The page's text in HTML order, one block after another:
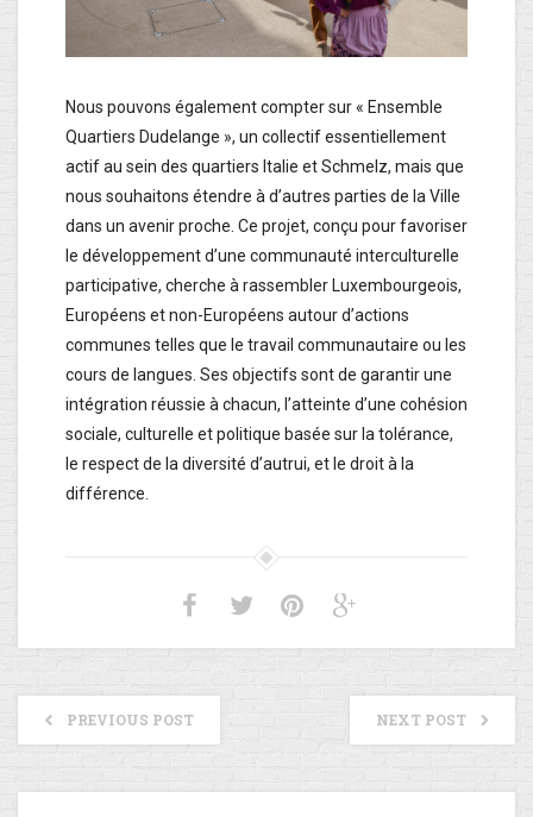
Nous pouvons également compter sur « Ensemble
Quartiers Dudelange », un collectif essentiellement
actif au sein des quartiers Italie et Schmelz, mais que
nous souhaitons étendre à d’autres parties de la Ville
dans un avenir proche. Ce projet, conçu pour favoriser
le développement d’une communauté interculturelle
participative, cherche à rassembler Luxembourgeois,
Européens et non-Européens autour d’actions
communes telles que le travail communautaire ou les
cours de langues. Ses objectifs sont de garantir une
intégration réussie à chacun, l’atteinte d’une cohésion
sociale, culturelle et politique basée sur la tolérance,
le respect de la diversité d’autrui, et le droit à la
différence.
PREVIOUS POST NEXT POST